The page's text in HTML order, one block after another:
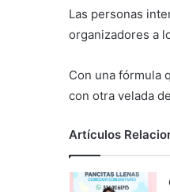
Las personas
organizadores a
Con una fórmula
con otra velada
Artículos